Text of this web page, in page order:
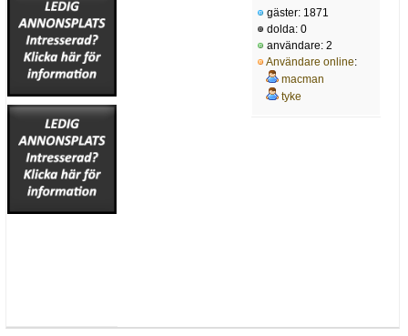
gäster: 1871
dolda: 0
användare: 2
Användare online:
macman
tyke